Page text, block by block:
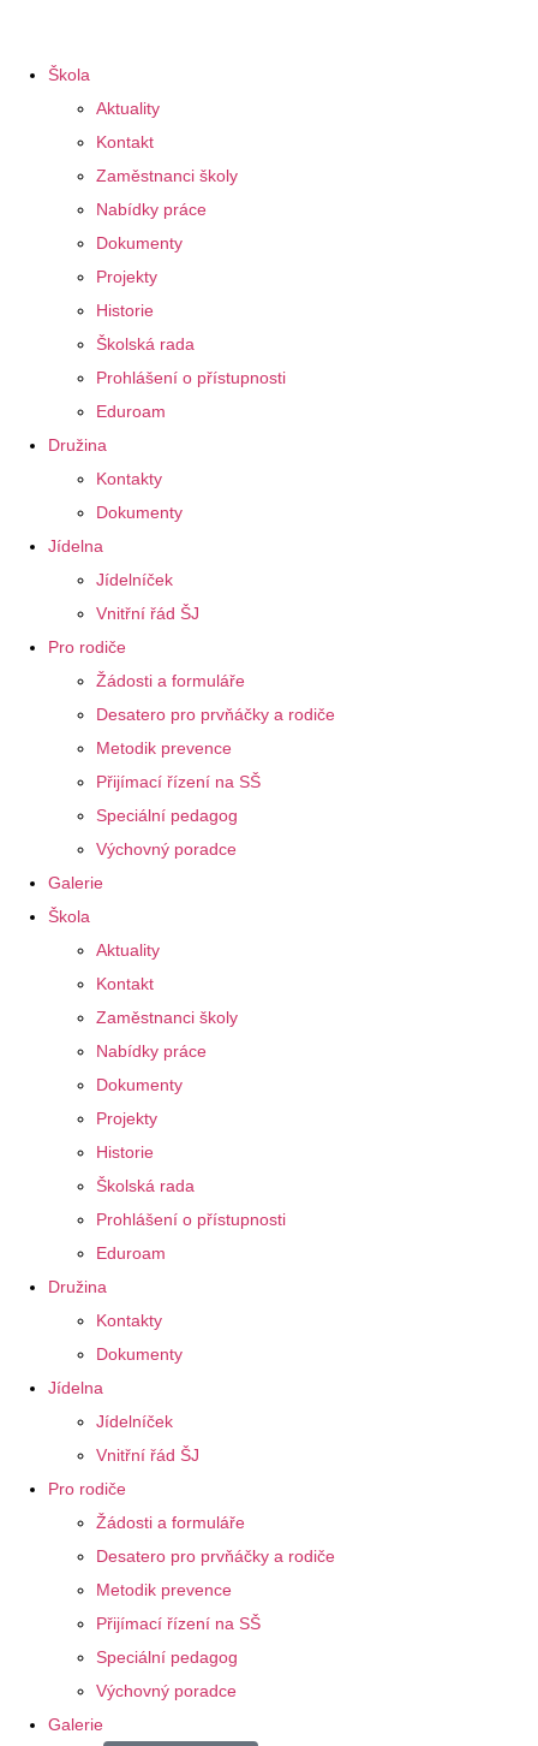
Škola
Aktuality
Kontakt
Zaměstnanci školy
Nabídky práce
Dokumenty
Projekty
Historie
Školská rada
Prohlášení o přístupnosti
Eduroam
Družina
Kontakty
Dokumenty
Jídelna
Jídelníček
Vnitřní řád ŠJ
Pro rodiče
Žádosti a formuláře
Desatero pro prvňáčky a rodiče
Metodik prevence
Přijímací řízení na SŠ
Speciální pedagog
Výchovný poradce
Galerie
Škola
Aktuality
Kontakt
Zaměstnanci školy
Nabídky práce
Dokumenty
Projekty
Historie
Školská rada
Prohlášení o přístupnosti
Eduroam
Družina
Kontakty
Dokumenty
Jídelna
Jídelníček
Vnitřní řád ŠJ
Pro rodiče
Žádosti a formuláře
Desatero pro prvňáčky a rodiče
Metodik prevence
Přijímací řízení na SŠ
Speciální pedagog
Výchovný poradce
Galerie